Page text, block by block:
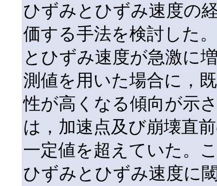
ひずみとひずみ速度の
価する手法を検討した
とひずみ速度が急激に
測値を用いた場合に，
性が高くなる傾向が示
は，加速点及び崩壊直
一定値を超えていた。
ひずみとひずみ速度に